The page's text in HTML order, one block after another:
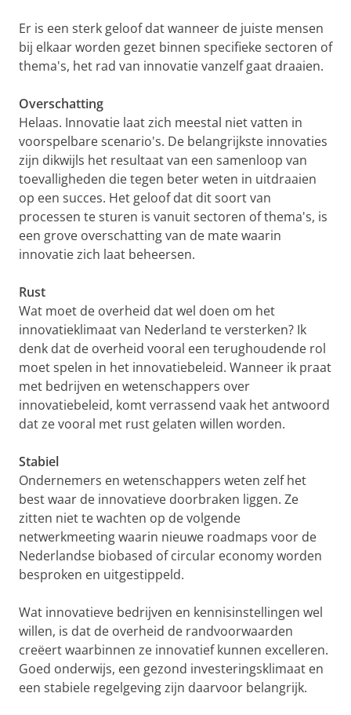
Er is een sterk geloof dat wanneer de juiste mensen
bij elkaar worden gezet binnen specifieke sectoren of
thema's, het rad van innovatie vanzelf gaat draaien.
Overschatting
Helaas. Innovatie laat zich meestal niet vatten in
voorspelbare scenario's. De belangrijkste innovaties
zijn dikwijls het resultaat van een samenloop van
toevalligheden die tegen beter weten in uitdraaien
op een succes. Het geloof dat dit soort van
processen te sturen is vanuit sectoren of thema's, is
een grove overschatting van de mate waarin
innovatie zich laat beheersen.
Rust
Wat moet de overheid dat wel doen om het
innovatieklimaat van Nederland te versterken? Ik
denk dat de overheid vooral een terughoudende rol
moet spelen in het innovatiebeleid. Wanneer ik praat
met bedrijven en wetenschappers over
innovatiebeleid, komt verrassend vaak het antwoord
dat ze vooral met rust gelaten willen worden.
Stabiel
Ondernemers en wetenschappers weten zelf het
best waar de innovatieve doorbraken liggen. Ze
zitten niet te wachten op de volgende
netwerkmeeting waarin nieuwe roadmaps voor de
Nederlandse biobased of circular economy worden
besproken en uitgestippeld.
Wat innovatieve bedrijven en kennisinstellingen wel
willen, is dat de overheid de randvoorwaarden
creëert waarbinnen ze innovatief kunnen excelleren.
Goed onderwijs, een gezond investeringsklimaat en
een stabiele regelgeving zijn daarvoor belangrijk.